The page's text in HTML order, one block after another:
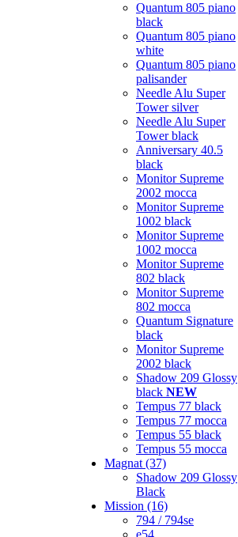
Quantum 805 piano
black
Quantum 805 piano
white
Quantum 805 piano
palisander
Needle Alu Super
Tower silver
Needle Alu Super
Tower black
Anniversary 40.5
black
Monitor Supreme
2002 mocca
Monitor Supreme
1002 black
Monitor Supreme
1002 mocca
Monitor Supreme
802 black
Monitor Supreme
802 mocca
Quantum Signature
black
Monitor Supreme
2002 black
Shadow 209 Glossy
black NEW
Tempus 77 black
Tempus 77 mocca
Tempus 55 black
Tempus 55 mocca
Magnat (37)
Shadow 209 Glossy
Black
Mission (16)
794 / 794se
e54